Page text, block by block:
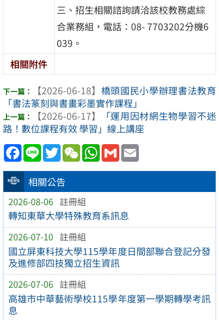
相關公告
2026-08-06 註冊組
轉知東華大學特殊教育系訊息
2026-07-10 註冊組
國立屏東科技大學115學年度日間部聯合登記分發
及進修部四技獨立招生資訊
2026-07-06 註冊組
高雄市中華藝術學校115學年度第一學期轉學考訊
息
三、招生相關諮詢請洽該校教務處綜
合業務組，電話：08- 7703202分機6
039。
相關附件
【2026-06-18】 橋頭國民小學辦理書法教育
「書法篆刻與書畫彩墨實作課程」
【2026-06-17】
「運用因材網生物學習不迷
路！數位課程有效 學習」線上講座
Facebook
Line TwitterWeChatWhatsApp
Gmail